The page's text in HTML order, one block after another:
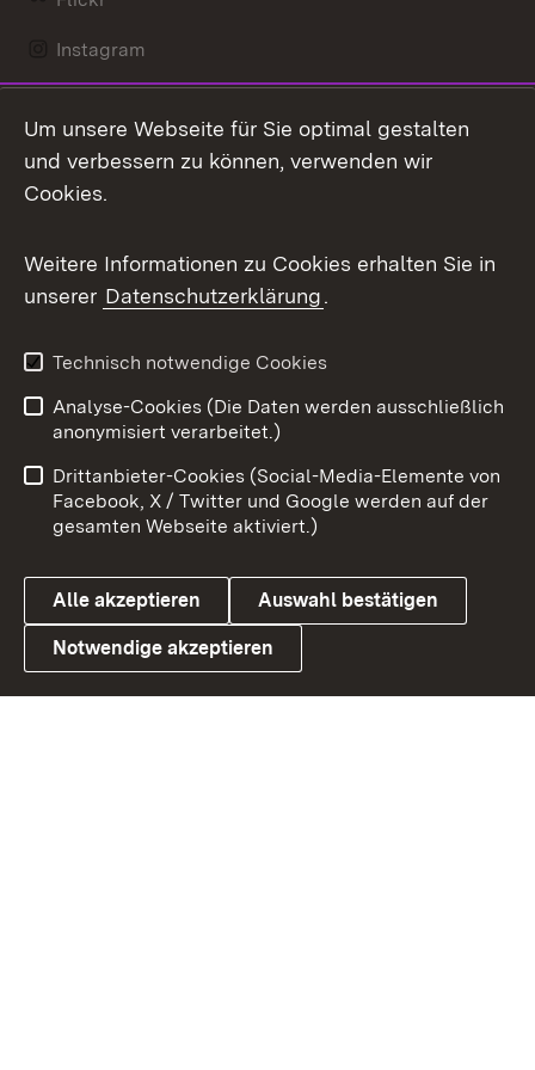
Instagram
Mastodon
Messenger
Social Wall
X / Twitter
Youtube
Link zum Landesportal
Benutzungshinweise
Barrierefreiheit
Datenschutz
Cookies
Um unsere Webseite für Sie optimal gestalten
und verbessern zu können, verwenden wir
Cookies.
Weitere Informationen zu Cookies erhalten Sie in
unserer Datenschutzerklärung.
Technisch notwendige Cookies
Analyse-Cookies (Die Daten werden ausschließlich
anonymisiert verarbeitet.)
Drittanbieter-Cookies (Social-Media-Elemente von
Facebook, X / Twitter und Google werden auf der
gesamten Webseite aktiviert.)
Alle akzeptieren Auswahl bestätigen
Notwendige akzeptieren